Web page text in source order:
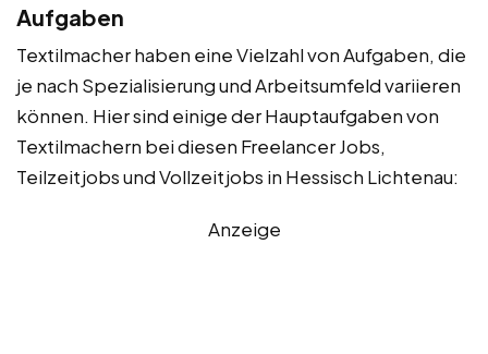
Aufgaben
Textilmacher haben eine Vielzahl von Aufgaben, die
je nach Spezialisierung und Arbeitsumfeld variieren
können. Hier sind einige der Hauptaufgaben von
Textilmachern bei diesen Freelancer Jobs,
Teilzeitjobs und Vollzeitjobs in Hessisch Lichtenau:
Anzeige